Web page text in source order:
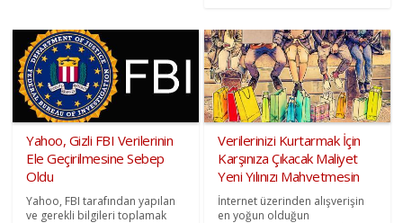
Yahoo, Gizli FBI Verilerinin
Ele Geçirilmesine Sebep
Oldu
Yahoo, FBI tarafından yapılan
ve gerekli bilgileri toplamak
Verilerinizi Kurtarmak İçin
Karşınıza Çıkacak Maliyet
Yeni Yılınızı Mahvetmesin
İnternet üzerinden alışverişin
en yoğun olduğun